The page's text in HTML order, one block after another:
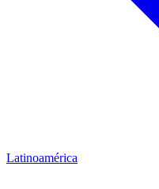
Latinoamérica